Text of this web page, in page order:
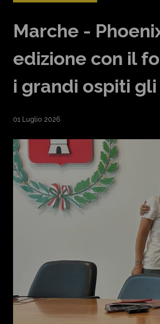
Marche -
edizione con il
i grandi ospiti
01 Luglio 2026